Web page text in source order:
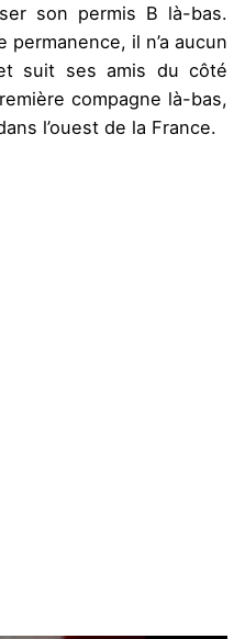
son permis B là-bas.
il n’a aucun
suit ses amis du côté
compagne là-bas,
l’ouest de la France.